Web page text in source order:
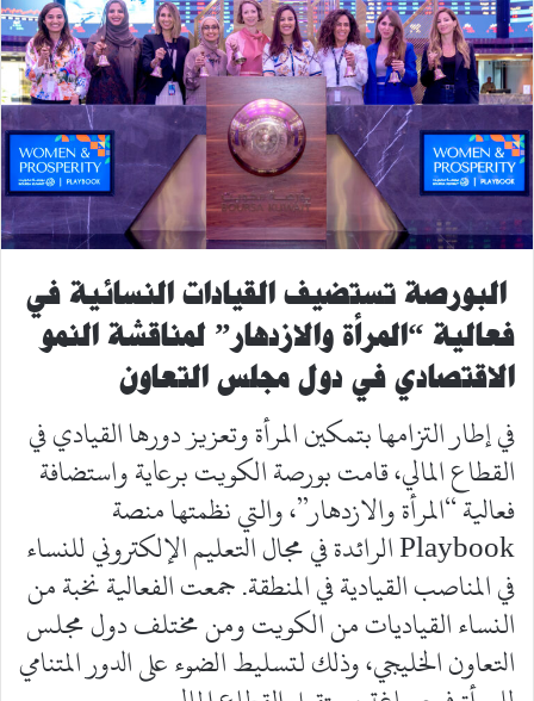
البورصة تستضيف القيادات النسائية في
فعالية “المرأة والازدهار” لمناقشة النمو
الاقتصادي في دول مجلس التعاون
في إطار التزامها بتمكين المرأة وتعزيز دورها القيادي في
القطاع المالي، قامت بورصة الكويت برعاية واستضافة
فعالية “المرأة والازدهار”، والتي نظمتها منصة
Playbook الرائدة في مجال التعليم الإلكتروني للنساء
في المناصب القيادية في المنطقة. جمعت الفعالية نخبة من
النساء القياديات من الكويت ومن مختلف دول مجلس
التعاون الخليجي، وذلك لتسليط الضوء على الدور المتنامي